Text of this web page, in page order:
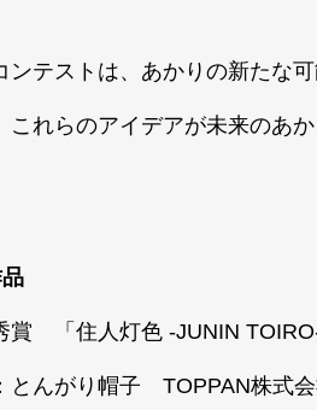
ンテストは、あかりの新たな
これらのアイデアが未来のあ
賞 「住人灯色 -JUNIN TOIRO-
とんがり帽子 TOPPAN株式